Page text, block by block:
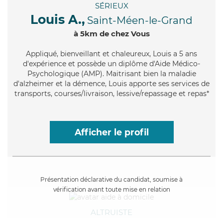
SÉRIEUX
Louis A., Saint-Méen-le-Grand
à 5km de chez Vous
Appliqué, bienveillant et chaleureux, Louis a 5 ans
d'expérience et possède un diplôme d'Aide Médico-
Psychologique (AMP). Maitrisant bien la maladie
d'alzheimer et la démence, Louis apporte ses services de
transports, courses/livraison, lessive/repassage et repas*
Afficher le profil
Présentation déclarative du candidat, soumise à
vérification avant toute mise en relation
ALTRUISTE